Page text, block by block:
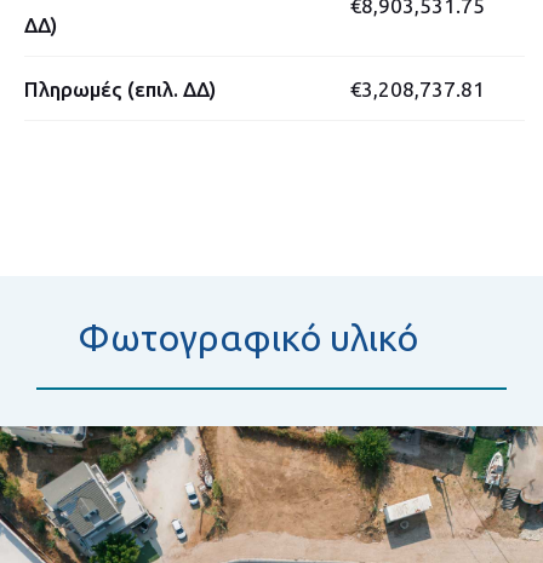
ΔΔ)
€8,903,531.75
Πληρωμές (επιλ. ΔΔ) €3,208,737.81
Φωτογραφικό υλικό